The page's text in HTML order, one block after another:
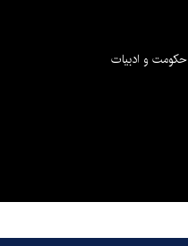
حکومت و ادبیات